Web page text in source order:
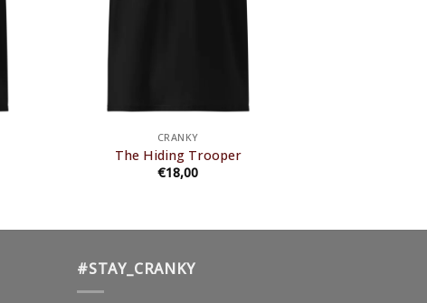
CRANKY
The Hiding Trooper
€18,00
#STAY_CRANKY